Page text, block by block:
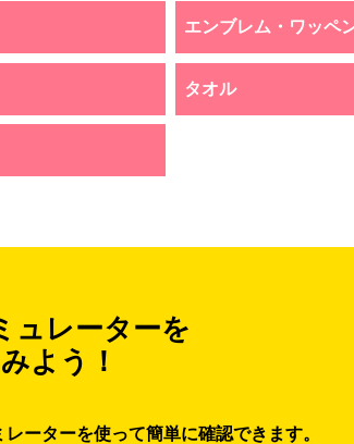
エンブレム・ワッペ
タオル
ュレーターを
よう！
ーターを使って簡単に確認できます。